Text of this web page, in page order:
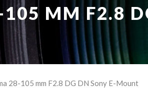
MM F2.8
28-105 mm F2.8 DG DN Sony E-Mount